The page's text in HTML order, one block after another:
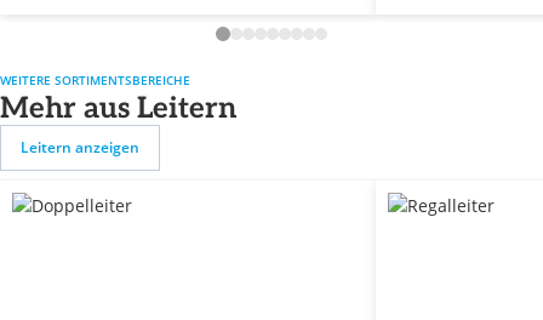
WEITERE SORTIMENTSBEREICHE
Mehr aus Leitern
Leitern anzeigen